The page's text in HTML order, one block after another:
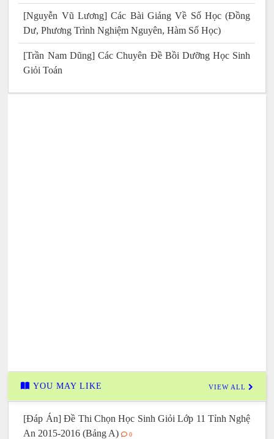
[Nguyễn Vũ Lương] Các Bài Giảng Về Số Học (Đồng
Dư, Phương Trình Nghiệm Nguyên, Hàm Số Học)
[Trần Nam Dũng] Các Chuyên Đề Bồi Dưỡng Học Sinh
Giỏi Toán
YOU MAY LIKE VIEW ALL
[Đáp Án] Đề Thi Chọn Học Sinh Giỏi Lớp 11 Tỉnh Nghệ
An 2015-2016 (Bảng A)
0